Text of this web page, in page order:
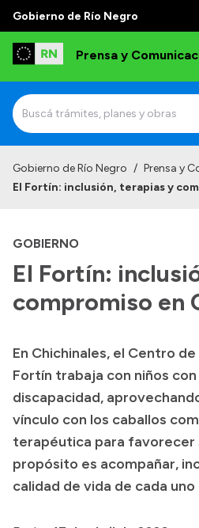
Gobierno de Río Negro
Prensa y
Archivo de noticias
Transparencia
Presupuesto
Boletín Oficial
Compras y licitaciones
Consulta de expedientes
Consulta de pago a
Gobierno de Río Negro / Prensa y
El Fortín: inclusión, terapias y
GOBIERNO
El Fortín:
compromiso en
En Chichinales, el Centro
Fortín trabaja con niños
discapacidad,
vínculo con los caballos
terapéutica para favorecer
propósito es acompañar,
calidad de vida de cada uno